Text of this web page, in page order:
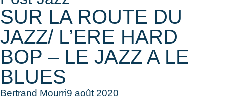
SUR LA ROUTE DU
JAZZ/ L’ERE HARD
BOP – LE JAZZ A LE
BLUES
Bertrand Mourri9 août 2020